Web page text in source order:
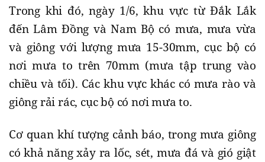
Trong khi đó, ngày 1/6, khu vực từ Đắk Lắk
đến Lâm Đồng và Nam Bộ có mưa, mưa vừa
và giông với lượng mưa 15-30mm, cục bộ có
nơi mưa to trên 70mm (mưa tập trung vào
chiều và tối). Các khu vực khác có mưa rào và
giông rải rác, cục bộ có nơi mưa to.
Cơ quan khí tượng cảnh báo, trong mưa giông
có khả năng xảy ra lốc, sét, mưa đá và gió giật